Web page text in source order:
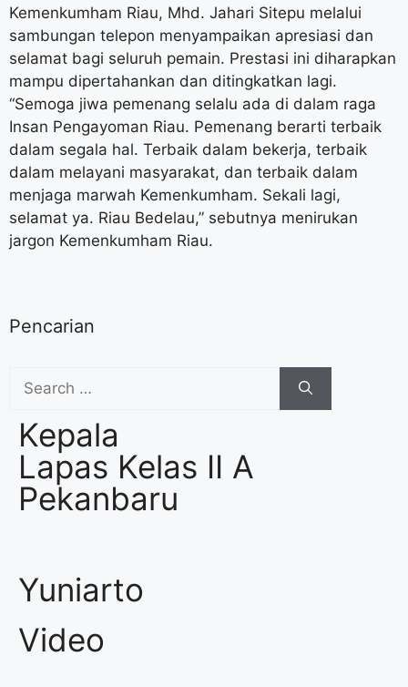
Kemenkumham Riau, Mhd. Jahari Sitepu melalui
sambungan telepon menyampaikan apresiasi dan
selamat bagi seluruh pemain. Prestasi ini diharapkan
mampu dipertahankan dan ditingkatkan lagi.
“Semoga jiwa pemenang selalu ada di dalam raga
Insan Pengayoman Riau. Pemenang berarti terbaik
dalam segala hal. Terbaik dalam bekerja, terbaik
dalam melayani masyarakat, dan terbaik dalam
menjaga marwah Kemenkumham. Sekali lagi,
selamat ya. Riau Bedelau,” sebutnya menirukan
jargon Kemenkumham Riau.
Pencarian
Kepala
Lapas Kelas II A
Pekanbaru
Yuniarto
Video